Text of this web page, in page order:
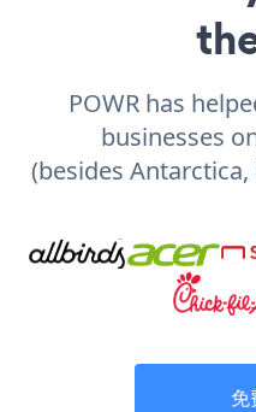
POWR has
businesses
(besides
免